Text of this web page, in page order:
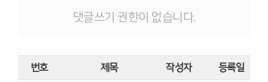
댓글쓰기 권한이 없습니다.
번호 제목 작성자 등록일